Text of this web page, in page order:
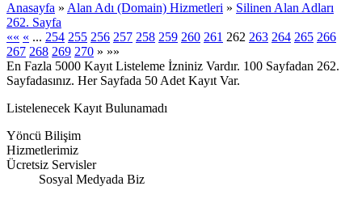
Anasayfa » Alan Adı (Domain) Hizmetleri » Silinen Alan Adları
262. Sayfa
«« « ... 254 255 256 257 258 259 260 261 262 263 264 265 266
267 268 269 270 » »»
En Fazla 5000 Kayıt Listeleme İzniniz Vardır. 100 Sayfadan 262.
Sayfadasınız. Her Sayfada 50 Adet Kayıt Var.
Listelenecek Kayıt Bulunamadı
Yöncü Bilişim
Hizmetlerimiz
Ücretsiz Servisler
Sosyal Medyada Biz